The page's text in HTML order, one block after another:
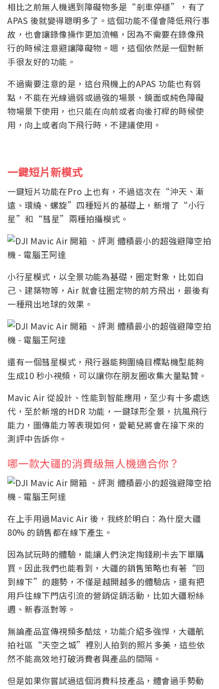
相比之前無人機遇到障礙物多是“剎車停穩”，有了
APAS 後就變得聰明多了。這個功能不僅會降低飛行事
故，也會讓錄像操作更加流暢，因為不需要在錄像飛
行的時候注意避讓障礙物。嗯，這個依然是一個對新
手很友好的功能。
不過需要注意的是，這台飛機上的APAS 功能也有弱
點，不能在光線過弱或過強的場景、鏡面或純色障礙
物場景下使用，也只能在向前或者向後打桿的時候使
用，向上或者向下飛行時，不建議使用。
一鍵短片新模式
一鍵短片功能在Pro 上也有，不過這次在“沖天、漸
遠、環繞、螺旋”四種短片的基礎上，新增了“小行
星”和“彗星”兩種拍攝模式。
小行星模式，以全景功能為基礎，圈定對象，比如自
己、建築物等，Air 就會往圈定物的前方飛出，最後有
一種飛出地球的效果。
還有一個彗星模式，飛行器能夠圍繞目標點機型能夠
生成10 秒小視頻，可以讓你在朋友圈收集大量點贊。
Mavic Air 從設計、性能到智能應用，至少有十多處迭
代，至於新增的HDR 功能，一鍵球形全景，抗風飛行
能力，圖傳能力等表現如何，愛範兒將會在接下來的
測評中告訴你。
哪一款大疆的消費級無人機適合你？
在上手用過Mavic Air 後，我終於明白：為什麼大疆
80% 的銷售都在線下產生。
因為試玩時的體驗，能讓人們決定掏錢刷卡去下單購
買。因此我們也能看到，大疆的銷售策略也有著“回
到線下”的趨勢，不僅是越開越多的體驗店，還有把
用戶往線下門店引流的營銷促銷活動，比如大疆粉絲
週、新春派對等。
無論產品宣傳視頻多酷炫，功能介紹多強悍，大疆航
拍社區“天空之城”裡別人拍到的照片多美，這些依
然不能高效地打破消費者與產品的間隔。
但是如果你嘗試過這個消費科技產品，體會過手勢動